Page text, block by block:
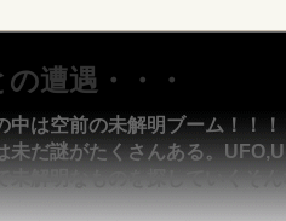
遭遇・・・
中は空前の未解明ブーム！！！
未だ謎がたくさんある。
未解明なものを探していくそ